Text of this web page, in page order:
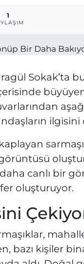
1
Sokak’ta
ilgisini
daha canlı bir
oluşturuyor.
bazı kişiler